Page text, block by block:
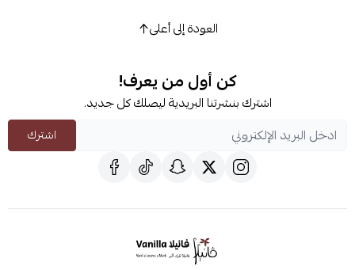
العودة إلى أعلى
كن أول من يعرف!
اشترك بنشرتنا البريدية ليصلك كل جديد.
اشترك